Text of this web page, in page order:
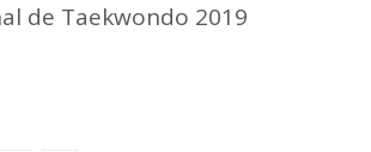
de Taekwondo 2019